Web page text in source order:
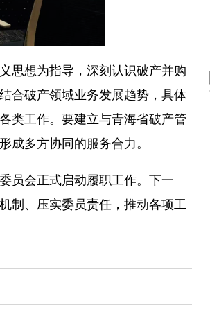
想为指导，深刻认识破产并购
合破产领域业务发展趋势，具体
类工作。要建立与青海省破产管
成多方协同的服务合力。
会正式启动履职工作。下一
制、压实委员责任，推动各项工